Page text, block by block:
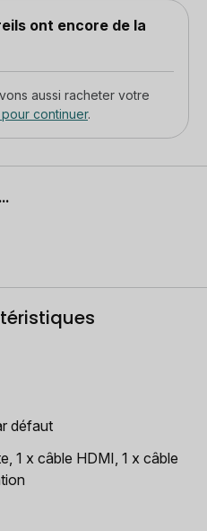
ont encore de la
aussi racheter votre
continuer.
défaut
1 x câble HDMI, 1 x câble